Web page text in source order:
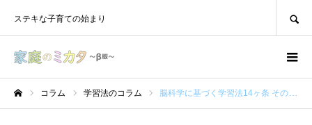
ステキな子育ての始まり
コラム 学習法のコラム 脳科学に基づく学習法14ヶ条 その②